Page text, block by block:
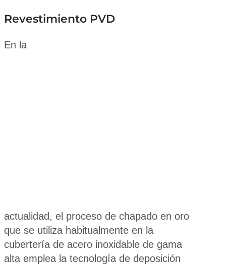
Revestimiento PVD
En la
actualidad, el proceso de chapado en oro
que se utiliza habitualmente en la
cubertería de acero inoxidable de gama
alta emplea la tecnología de deposición